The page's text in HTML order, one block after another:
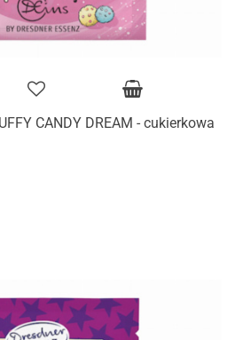
CANDY DREAM - cukierkowa